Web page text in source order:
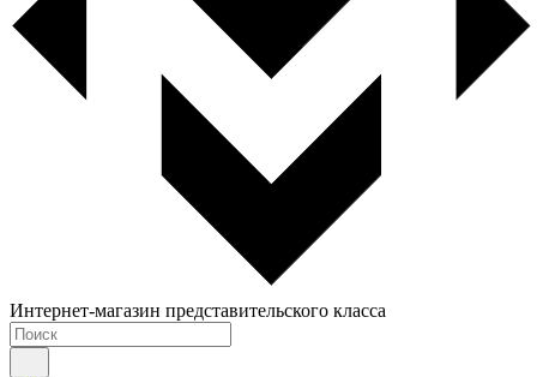
Интернет-магазин представительского класса